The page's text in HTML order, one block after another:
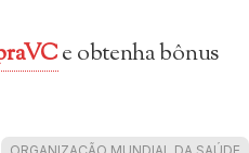
e obtenha bônus